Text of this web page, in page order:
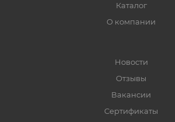
Каталог
О компании
Новости
Отзывы
Вакансии
Сертификаты